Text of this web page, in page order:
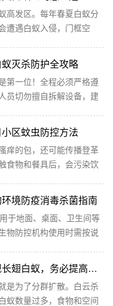
高发区。每年春夏白蚁分
遭遇白蚁入侵，门框空
灭杀防护全攻略
第一位！全程必须严格遵
员切勿擅自拆解设备，建
区蚊虫防控方法
痒的包，还可能传播登革
食物和餐具后，会污染饮
境防疫消毒杀菌指南
于地面、桌面、卫生间等
物防控机构使用时需按说
白云杀灭蚁害中心发现长翅白蚁，务必提高警惕！
是为了分群扩散。白云杀
蚁数量过多，食物和空间